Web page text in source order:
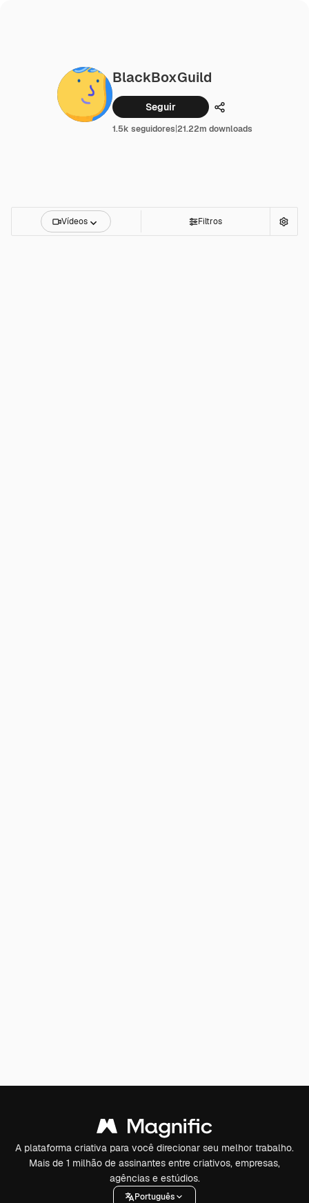
BlackBoxGuild
Seguir Compartilhar
1.5k seguidores|21.22m downloads
Vídeos Filtros
A plataforma criativa para você direcionar seu melhor trabalho.
Mais de 1 milhão de assinantes entre criativos, empresas,
agências e estúdios.
Português